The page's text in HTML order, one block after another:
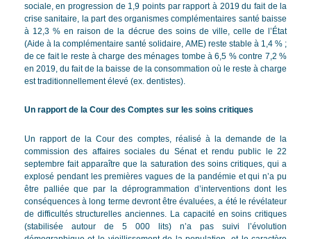
sociale, en progression de 1,9 points par rapport à 2019 du fait de la
crise sanitaire, la part des organismes complémentaires santé baisse
à 12,3 % en raison de la décrue des soins de ville, celle de l’État
(Aide à la complémentaire santé solidaire, AME) reste stable à 1,4 % ;
de ce fait le reste à charge des ménages tombe à 6,5 % contre 7,2 %
en 2019, du fait de la baisse de la consommation où le reste à charge
est traditionnellement élevé (ex. dentistes).
Un rapport de la Cour des Comptes sur les soins critiques
Un rapport de la Cour des comptes, réalisé à la demande de la
commission des affaires sociales du Sénat et rendu public le 22
septembre fait apparaître que la saturation des soins critiques, qui a
explosé pendant les premières vagues de la pandémie et qui n’a pu
être palliée que par la déprogrammation d’interventions dont les
conséquences à long terme devront être évaluées, a été le révélateur
de difficultés structurelles anciennes. La capacité en soins critiques
(stabilisée autour de 5 000 lits) n’a pas suivi l’évolution